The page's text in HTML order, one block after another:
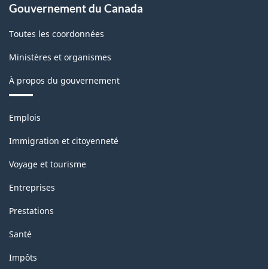
Gouvernement du Canada
Toutes les coordonnées
Ministères et organismes
À propos du gouvernement
Thèmes
sujets
Emplois
Immigration et citoyenneté
Voyage et tourisme
Entreprises
Prestations
Santé
Impôts